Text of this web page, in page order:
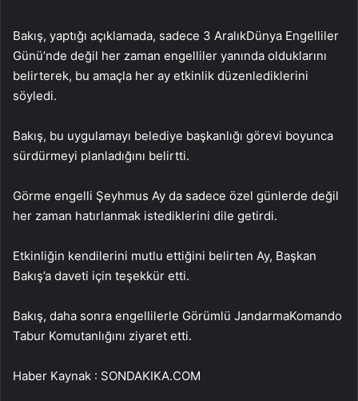
Bakış, yaptığı açıklamada, sadece 3 AralıkDünya Engelliler
Günü’nde değil her zaman engelliler yanında olduklarını
belirterek, bu amaçla her ay etkinlik düzenlediklerini
söyledi.
Bakış, bu uygulamayı belediye başkanlığı görevi boyunca
sürdürmeyi planladığını belirtti.
Görme engelli Şeyhmus Ay da sadece özel günlerde değil
her zaman hatırlanmak istediklerini dile getirdi.
Etkinliğin kendilerini mutlu ettiğini belirten Ay, Başkan
Bakış’a daveti için teşekkür etti.
Bakış, daha sonra engellilerle Görümlü JandarmaKomando
Tabur Komutanlığını ziyaret etti.
Haber Kaynak : SONDAKIKA.COM